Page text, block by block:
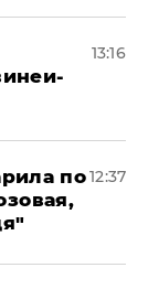
13:16
по12:37